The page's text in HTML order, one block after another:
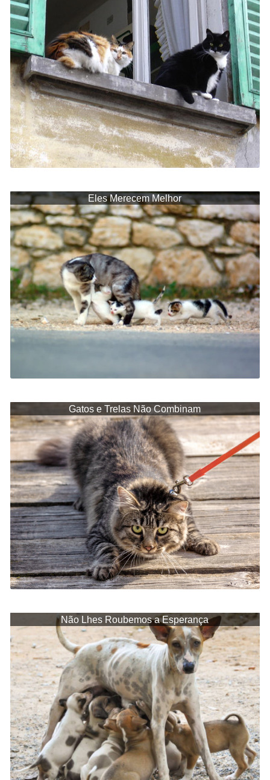
Eles Merecem Melhor
Gatos e Trelas Não Combinam
Não Lhes Roubemos a Esperança